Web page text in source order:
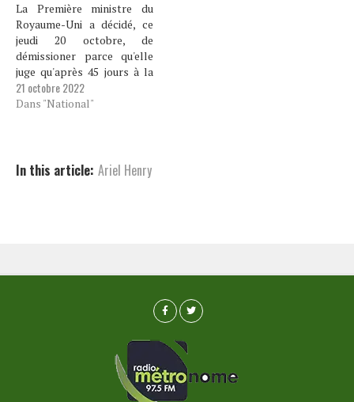
La Première ministre du
Royaume-Uni a décidé, ce
jeudi 20 octobre, de
démissioner parce qu'elle
juge qu'après 45 jours à la
tête du pays elle n'est pas
en mesure de répondre aux
lequel j'ai été…
21 octobre 2022
Dans "National"
In this article: Ariel Henry